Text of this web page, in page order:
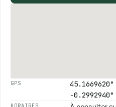
GPS
45.1669620°
-